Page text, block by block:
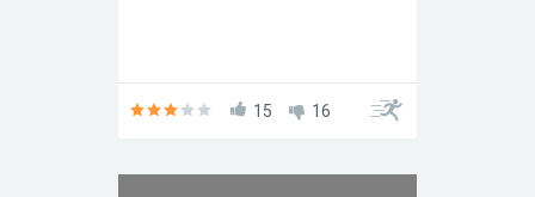
15 16